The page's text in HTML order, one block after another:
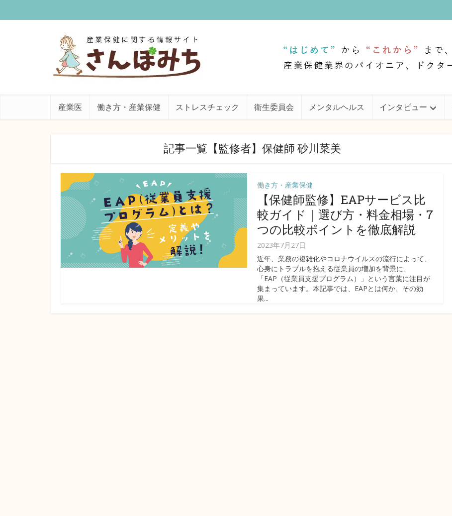
産業医 働き方・産業保健 ストレスチェック 衛生委員会 メンタルヘルス インタビュー
記事一覧【監修者】保健師 砂川菜美
働き方・産業保健
【保健師監修】EAPサービス比
較ガイド｜選び方・料金相場・7
つの比較ポイントを徹底解説
2023年7月27日
近年、業務の複雑化やコロナウイルスの流行によって、
心身にトラブルを抱える従業員の増加を背景に、
「EAP（従業員支援プログラム）」という言葉に注目が
集まっています。本記事では、EAPとは何か、その効
果...